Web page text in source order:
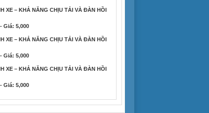
XE – KHẢ NĂNG CHỊU TẢI VÀ ĐÀN HỒI
Giá: 5,000
XE – KHẢ NĂNG CHỊU TẢI VÀ ĐÀN HỒI
Giá: 5,000
XE – KHẢ NĂNG CHỊU TẢI VÀ ĐÀN HỒI
Giá: 5,000